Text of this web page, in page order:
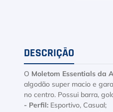
DESCRIÇÃO
O Moletom Essentials da
algodão super macio e
no centro. Possui barra,
- Perfil: Esportivo, Casual;